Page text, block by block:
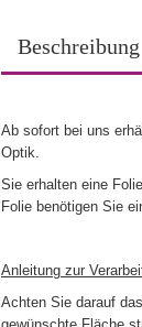
Beschreibung
Ab sofort bei uns
Optik.
Sie erhalten eine
Folie benötigen Sie
Anleitung zur
Achten Sie darauf